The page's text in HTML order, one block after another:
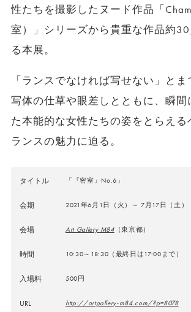
性たちを撮影したヌード作品「
室）」シリーズから貴重な作品約
る本展。
「ランスでなければ写せない」と
写体の仕草や眼差しとともに、瞬間
た本能的な女性たちの姿をとらえる
ランスの魅力に迫る。
タイトル 「『密室』No.6」
会期 2021年6月1日（火）～ 7月17日（土）
会場 Art Gallery M84（東京都）
時間 10:30～18:30（最終日は17:00まで）
入場料 500円
URL http://artgallery-m84.com/?p=8078